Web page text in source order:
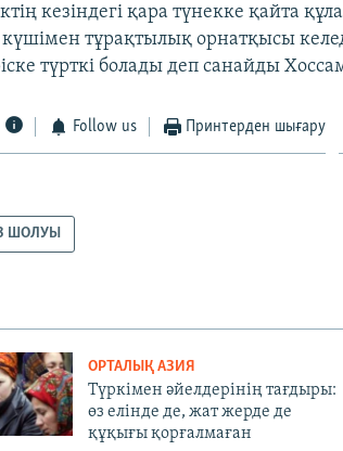
кезіндегі қара түнекке қайта
тұрақтылық орнатқысы
түрткі болады деп санайды
Follow us Принтерден шығару
ШОЛУЫ
ОРТАЛЫҚ АЗИЯ
Түркімен әйелдерінің тағдыры:
өз елінде де, жат жерде де
құқығы қорғалмаған